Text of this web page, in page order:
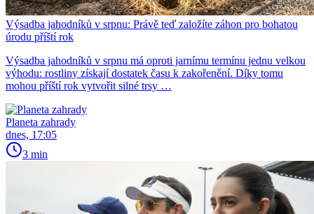
Výsadba jahodníků v srpnu: Právě teď založíte záhon pro bohatou
úrodu příští rok
Výsadba jahodníků v srpnu má oproti jarnímu termínu jednu velkou
výhodu: rostliny získají dostatek času k zakořenění. Díky tomu
mohou příští rok vytvořit silné trsy …
Planeta zahrady
dnes, 17:05
3 min